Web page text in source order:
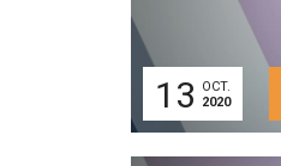
13
OCT.
2020